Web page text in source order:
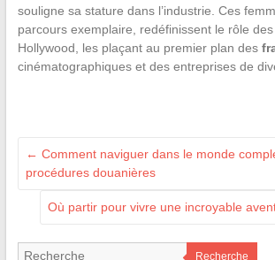
souligne sa stature dans l’industrie. Ces
parcours exemplaire, redéfinissent le rôle
Hollywood, les plaçant au premier plan des
cinématographiques et des entreprises de
← Comment naviguer dans le monde
procédures douanières
Où partir pour vivre une incroyable
Recherche